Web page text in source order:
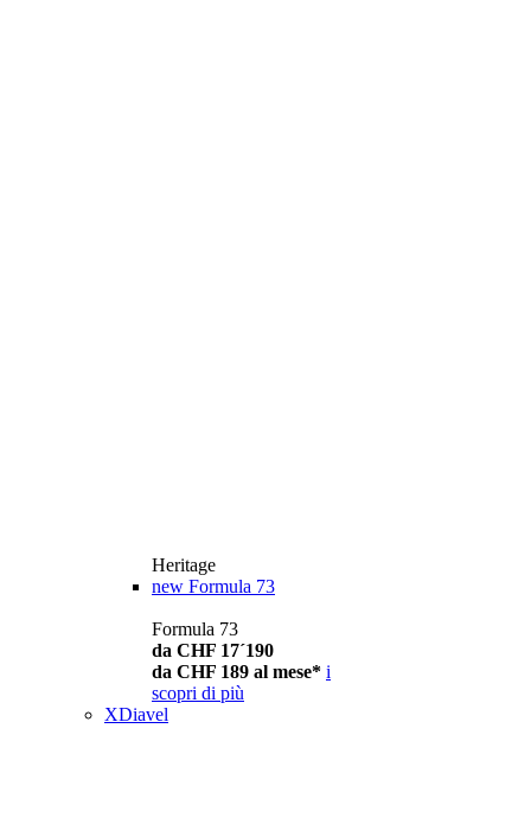
Heritage
new Formula 73
Formula 73
da CHF 17´190
da CHF 189 al mese* i
scopri di più
XDiavel